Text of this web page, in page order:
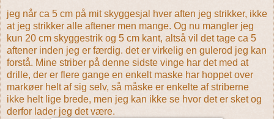
jeg når ca 5 cm på mit skyggesjal hver aften jeg strikker, ikke
at jeg strikker alle aftener men mange. Og nu mangler jeg
kun 20 cm skyggestrik og 5 cm kant, altså vil det tage ca 5
aftener inden jeg er færdig. det er virkelig en gulerod jeg kan
forstå. Mine striber på denne sidste vinge har det med at
drille, der er flere gange en enkelt maske har hoppet over
markøer helt af sig selv, så måske er enkelte af striberne
ikke helt lige brede, men jeg kan ikke se hvor det er sket og
derfor lader jeg det være.